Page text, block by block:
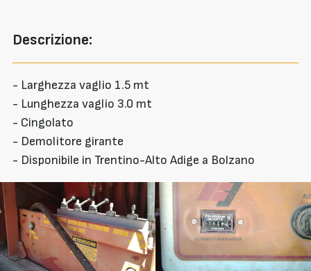
Descrizione:
- Larghezza vaglio 1.5 mt
- Lunghezza vaglio 3.0 mt
- Cingolato
- Demolitore girante
- Disponibile in Trentino-Alto Adige a Bolzano